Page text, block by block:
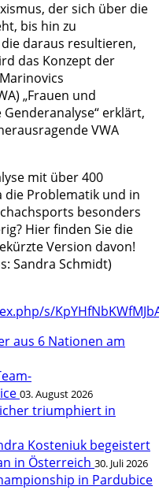
der sich über die
bis hin zu
daraus resultieren,
das Konzept der
„Frauen und
erklärt,
VWA
mit über 400
die Problematik und in
besonders
Hier finden Sie die
Version davon!
Sandra Schmidt)
s/
aus 6 Nationen am
03. August 2026
triumphiert in
Kosteniuk begeistert
in Österreich 30. Juli 2026
in Pardubice